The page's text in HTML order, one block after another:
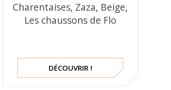
Charentaises, Zaza, Beige,
Les chaussons de Flo
DÉCOUVRIR !